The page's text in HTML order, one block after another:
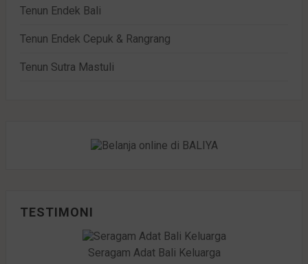
Tenun Endek Bali
Tenun Endek Cepuk & Rangrang
Tenun Sutra Mastuli
TESTIMONI
Seragam Adat Bali Keluarga